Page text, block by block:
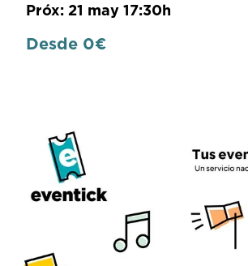
Próx: 21 may 17:30h
Desde 0€